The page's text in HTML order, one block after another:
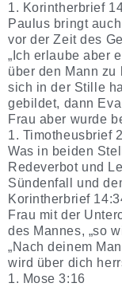
1. Korintherbrief
Paulus bringt
vor der Zeit des
„Ich erlaube aber
über den Mann
sich in der Stille
gebildet, dann
Frau aber wurde
1. Timotheusbrief
Was in beiden
Redeverbot und
Sündenfall und
Korintherbrief
Frau mit der
des Mannes, „so
„Nach deinem
wird über dich
1. Mose 3:16